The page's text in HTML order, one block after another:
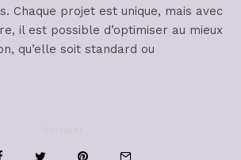
Chaque projet est unique, mais avec
il est possible d’optimiser au mieux
qu’elle soit standard ou